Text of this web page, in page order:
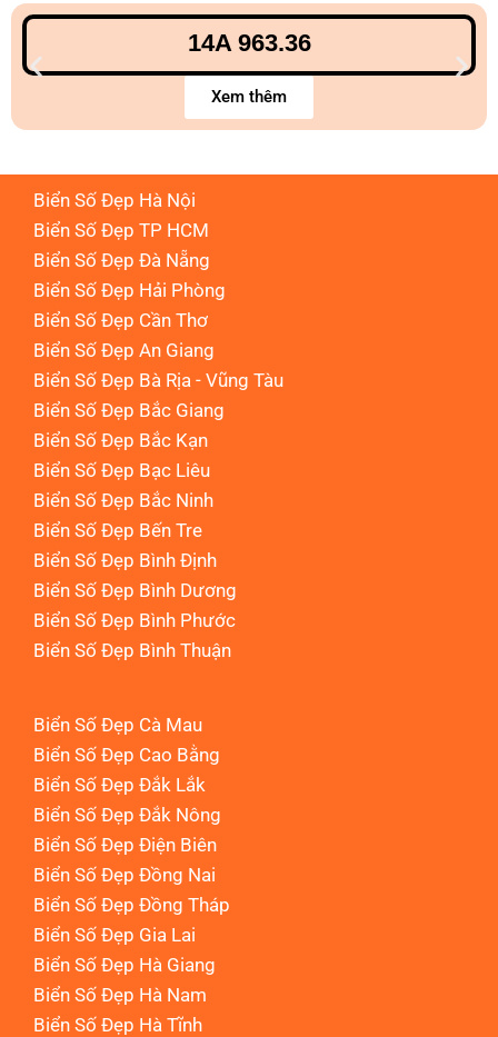
14A 963.36
Xem thêm
Biển Số Đẹp Hà Nội
Biển Số Đẹp TP HCM
Biển Số Đẹp Đà Nẵng
Biển Số Đẹp Hải Phòng
Biển Số Đẹp Cần Thơ
Biển Số Đẹp An Giang
Biển Số Đẹp Bà Rịa - Vũng Tàu
Biển Số Đẹp Bắc Giang
Biển Số Đẹp Bắc Kạn
Biển Số Đẹp Bạc Liêu
Biển Số Đẹp Bắc Ninh
Biển Số Đẹp Bến Tre
Biển Số Đẹp Bình Định
Biển Số Đẹp Bình Dương
Biển Số Đẹp Bình Phước
Biển Số Đẹp Bình Thuận
Biển Số Đẹp Cà Mau
Biển Số Đẹp Cao Bằng
Biển Số Đẹp Đắk Lắk
Biển Số Đẹp Đắk Nông
Biển Số Đẹp Điện Biên
Biển Số Đẹp Đồng Nai
Biển Số Đẹp Đồng Tháp
Biển Số Đẹp Gia Lai
Biển Số Đẹp Hà Giang
Biển Số Đẹp Hà Nam
Biển Số Đẹp Hà Tĩnh